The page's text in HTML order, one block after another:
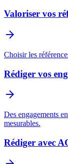
Valoriser vos
Choisir les
Rédiger vos
Des engagements
mesurables.
Rédiger avec